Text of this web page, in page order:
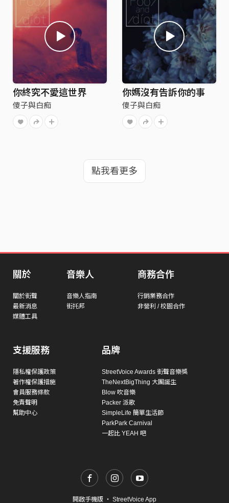
你終究不愛這世界
傻子與白痴
你媽沒有告訴你的事
傻子與白痴
點我看更多
關於
關於街聲
最新消息
媒體工具
音樂人
音樂人指南
街托邦
商務合作
行銷業務合作
非營利 / 校園合作
支援服務
隱私權保護政策
著作權保護措施
會員服務條款
免責聲明
幫助中心
品牌
StreetVoice Awards 街聲音樂獎
TheNextBigThing 大團誕生
Blow 吹音樂
Packer 派歌
SimpleLife 簡單生活節
ParkPark Carnival
一起比 YEAH 吧
開啟手機版 ・ StreetVoice App